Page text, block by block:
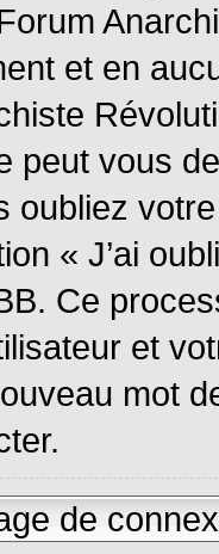
et en
peut vous
oubliez
« J’ai
Ce
et
mot
de